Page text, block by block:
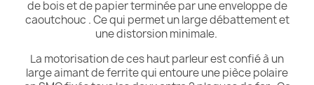
de bois et de papier terminée par une enveloppe de
caoutchouc . Ce qui permet un large débattement et
une distorsion minimale.
La motorisation de ces haut parleur est confié à un
large aimant de ferrite qui entoure une pièce polaire